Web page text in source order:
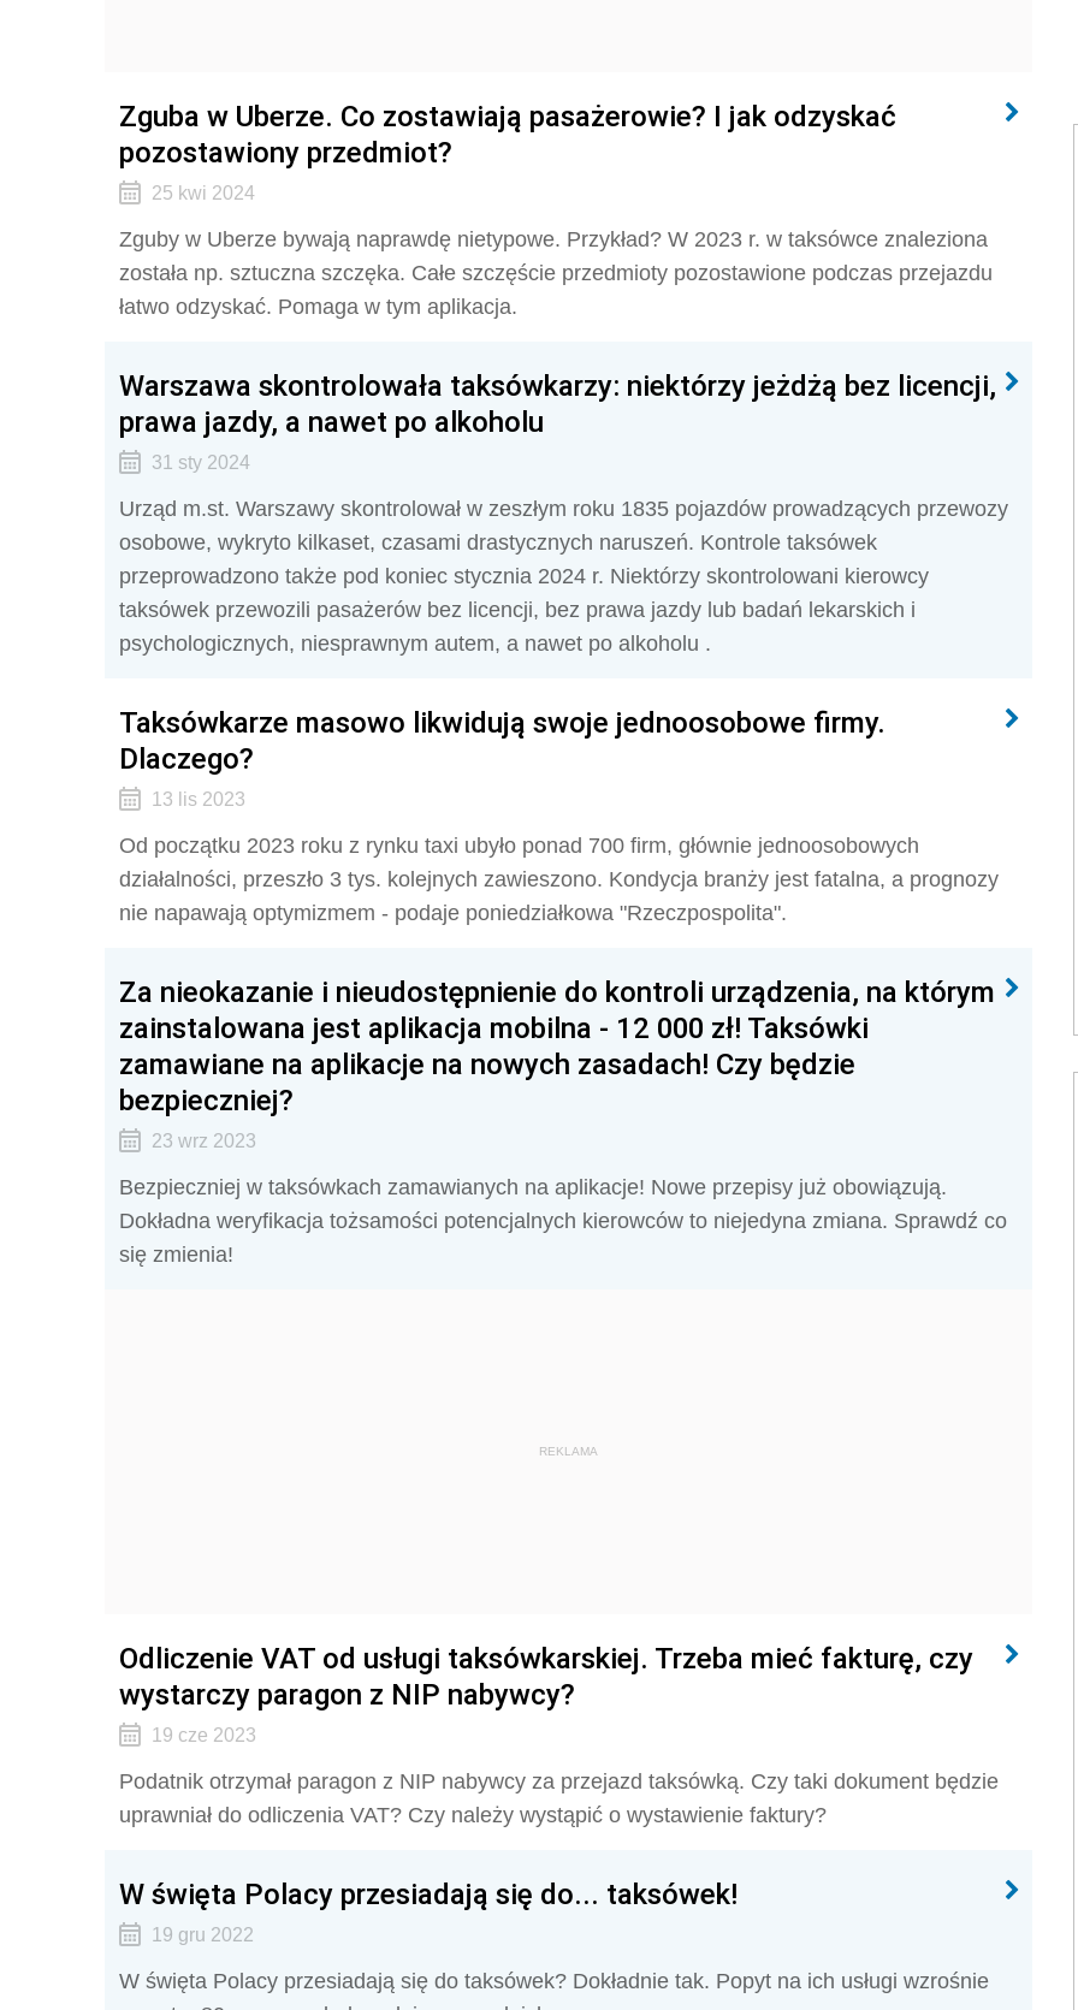
Zguba w Uberze. Co zostawiają pasażerowie? I jak odzyskać
pozostawiony przedmiot?
25 kwi 2024
Zguby w Uberze bywają naprawdę nietypowe. Przykład? W 2023 r. w taksówce znaleziona
została np. sztuczna szczęka. Całe szczęście przedmioty pozostawione podczas przejazdu
łatwo odzyskać. Pomaga w tym aplikacja.
Warszawa skontrolowała taksówkarzy: niektórzy jeżdżą bez licencji,
prawa jazdy, a nawet po alkoholu
31 sty 2024
Urząd m.st. Warszawy skontrolował w zeszłym roku 1835 pojazdów prowadzących przewozy
osobowe, wykryto kilkaset, czasami drastycznych naruszeń. Kontrole taksówek
przeprowadzono także pod koniec stycznia 2024 r. Niektórzy skontrolowani kierowcy
taksówek przewozili pasażerów bez licencji, bez prawa jazdy lub badań lekarskich i
psychologicznych, niesprawnym autem, a nawet po alkoholu .
Taksówkarze masowo likwidują swoje jednoosobowe firmy.
Dlaczego?
13 lis 2023
Od początku 2023 roku z rynku taxi ubyło ponad 700 firm, głównie jednoosobowych
działalności, przeszło 3 tys. kolejnych zawieszono. Kondycja branży jest fatalna, a prognozy
nie napawają optymizmem - podaje poniedziałkowa "Rzeczpospolita".
Za nieokazanie i nieudostępnienie do kontroli urządzenia, na którym
zainstalowana jest aplikacja mobilna - 12 000 zł! Taksówki
zamawiane na aplikacje na nowych zasadach! Czy będzie
bezpieczniej?
23 wrz 2023
Bezpieczniej w taksówkach zamawianych na aplikacje! Nowe przepisy już obowiązują.
Dokładna weryfikacja tożsamości potencjalnych kierowców to niejedyna zmiana. Sprawdź co
się zmienia!
REKLAMA
Odliczenie VAT od usługi taksówkarskiej. Trzeba mieć fakturę, czy
wystarczy paragon z NIP nabywcy?
19 cze 2023
Podatnik otrzymał paragon z NIP nabywcy za przejazd taksówką. Czy taki dokument będzie
uprawniał do odliczenia VAT? Czy należy wystąpić o wystawienie faktury?
W święta Polacy przesiadają się do... taksówek!
19 gru 2022
W święta Polacy przesiadają się do taksówek? Dokładnie tak. Popyt na ich usługi wzrośnie